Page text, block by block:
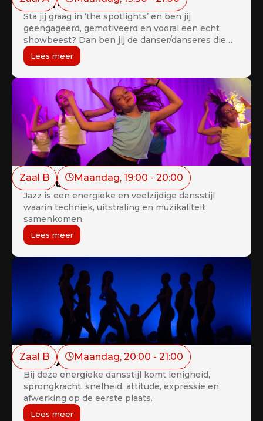
Junior- & Show Company 12+
Sta jij graag in ‘the spotlights’ en ben jij
geëngageerd, gemotiveerd en vooral een echt
showbeest? Dan ben jij de danser/danseres die
wij zoeken. Meer informatie is te verkrijgen in de
dansschool.
Lees meer
Zaal B Maandag, 19:00 - 20:00
Jazz Juniors 12+ - NIEUW!
Jazz is een energieke en veelzijdige dansstijl
waarin techniek, uitstraling en muzikaliteit
samenkomen.
Lees meer
Zaal B Maandag, 20:00 - 21:00
Disco Adults 18+ - NIEUW!
Bij deze energieke dansstijl komt lenigheid,
sprongkracht, snelheid, attitude, expressie en
afwerking op de eerste plaats.
Lees meer